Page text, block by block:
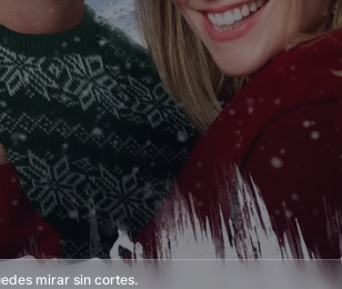
mirar sin cortes.